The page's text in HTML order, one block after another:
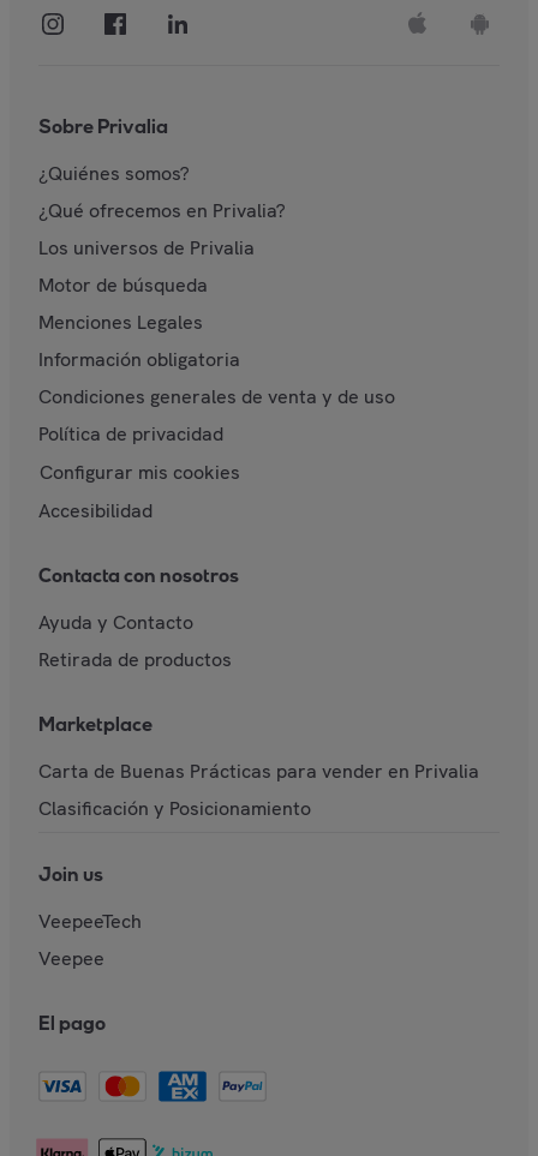
Sobre Privalia
¿Quiénes somos?
¿Qué ofrecemos en Privalia?
Los universos de Privalia
Motor de búsqueda
Menciones Legales
Información obligatoria
Condiciones generales de venta y de uso
Política de privacidad
Configurar mis cookies
Accesibilidad
Contacta con nosotros
Ayuda y Contacto
Retirada de productos
Marketplace
Carta de Buenas Prácticas para vender en Privalia
Clasificación y Posicionamiento
Join us
VeepeeTech
Veepee
El pago